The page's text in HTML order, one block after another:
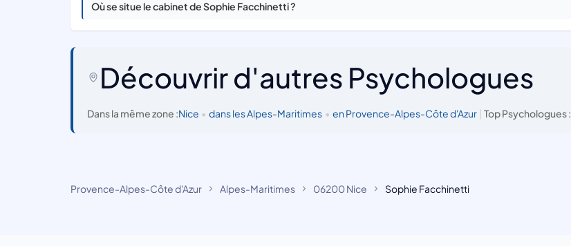
Où se situe le cabinet de Sophie Facchinetti ?
Découvrir d'autres Psychologues
Dans la même zone :Nice • dans les Alpes-Maritimes • en Provence-Alpes-Côte d'Azur | Top Psychologues :
Provence-Alpes-Côte d'Azur Alpes-Maritimes 06200 Nice Sophie Facchinetti